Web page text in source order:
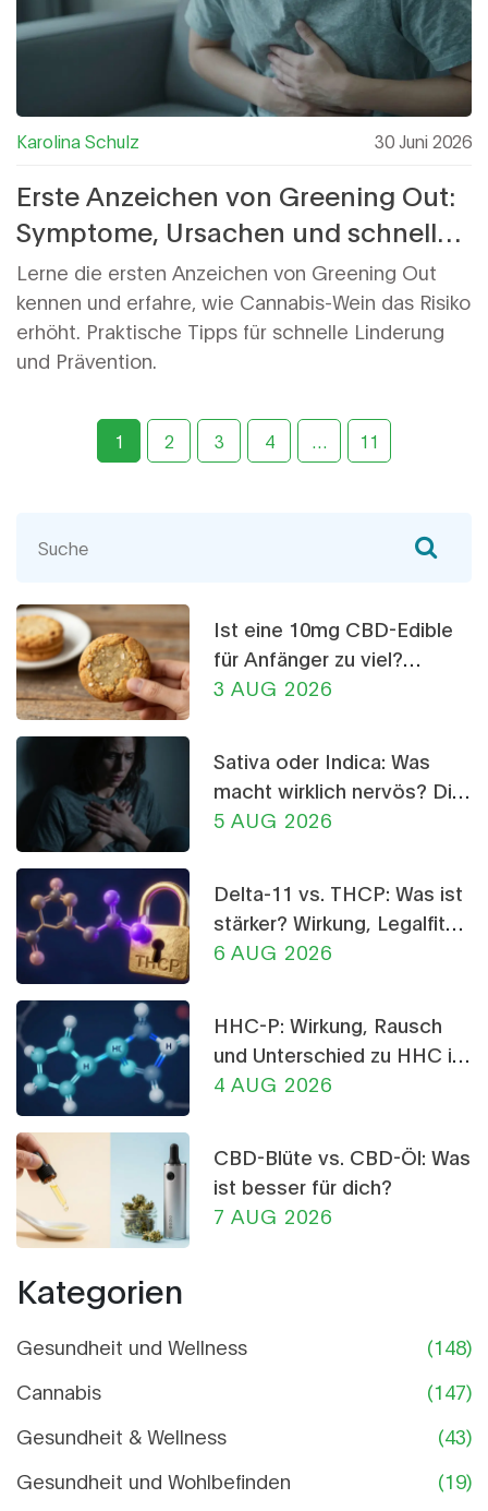
Karolina Schulz 30 Juni 2026
Erste Anzeichen von Greening Out:
Symptome, Ursachen und schnelle
Hilfe
Lerne die ersten Anzeichen von Greening Out
kennen und erfahre, wie Cannabis-Wein das Risiko
erhöht. Praktische Tipps für schnelle Linderung
und Prävention.
1 2 3 4 … 11
Ist eine 10mg CBD-Edible
für Anfänger zu viel?
Dosierungs-Ratgeber
3 AUG 2026
Sativa oder Indica: Was
macht wirklich nervös? Die
Wahrheit über CBD-
5 AUG 2026
Delta-11 vs. THCP: Was ist
stärker? Wirkung, Legalfität
und Risiken im Vergleich
6 AUG 2026
HHC-P: Wirkung, Rausch
und Unterschied zu HHC im
Detail
4 AUG 2026
CBD-Blüte vs. CBD-Öl: Was
ist besser für dich?
7 AUG 2026
Kategorien
Gesundheit und Wellness
(148)
Cannabis
(147)
Gesundheit & Wellness
(43)
Gesundheit und Wohlbefinden
(19)